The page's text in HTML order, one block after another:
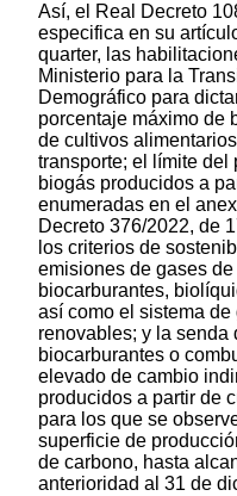
Así, el Real Decreto
especifica en su
quarter, las
Ministerio para la
Demográfico para
porcentaje máximo de
de cultivos
transporte; el límite del
biogás producidos a
enumeradas en el
Decreto 376/2022, de
los criterios de
emisiones de gases
biocarburantes,
así como el sistema
renovables; y la senda
biocarburantes o
elevado de cambio
producidos a partir de
para los que se
superficie de
de carbono, hasta
anterioridad al 31 de